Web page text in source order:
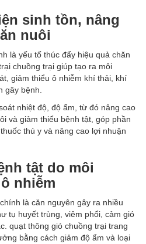
sinh tồn, nâng
nuôi
là yếu tố thúc đẩy hiệu quả chăn
chuồng trại giúp tạo ra môi
giảm thiểu ô nhiễm khí thải, khí
gây bệnh.
nhiệt độ, độ ẩm, từ đó nâng cao
và giảm thiểu bệnh tật, góp phần
thú y và nâng cao lợi nhuận
tật do môi
nhiễm
là căn nguyên gây ra nhiều
tụ huyết trùng, viêm phổi, cảm gió
quạt thông gió chuồng trại trang
bằng cách giảm độ ẩm và loại